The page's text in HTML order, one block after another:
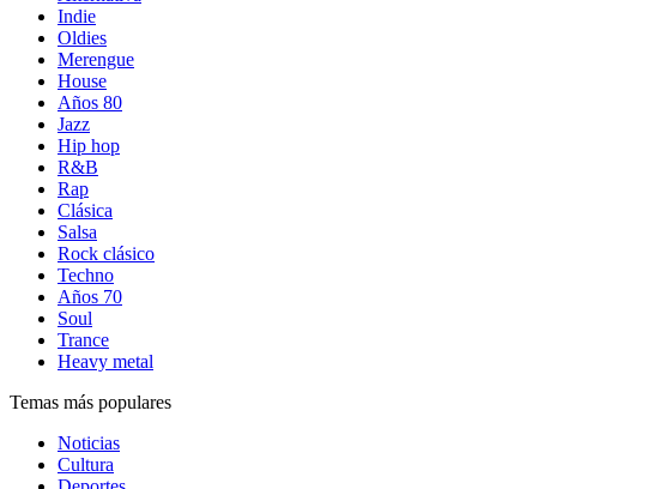
Indie
Oldies
Merengue
House
Años 80
Jazz
Hip hop
R&B
Rap
Clásica
Salsa
Rock clásico
Techno
Años 70
Soul
Trance
Heavy metal
Temas más populares
Noticias
Cultura